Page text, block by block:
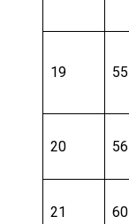
19 55
20 56
21 60